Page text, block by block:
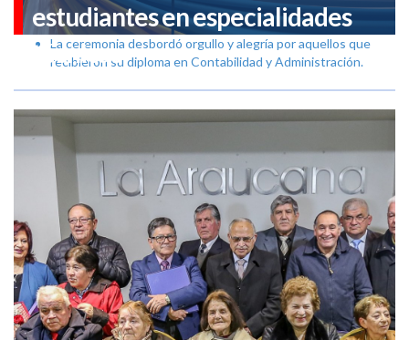
estudiantes en especialidades
técnicas
La ceremonia desbordó orgullo y alegría por aquellos que
recibieron su diploma en Contabilidad y Administración.